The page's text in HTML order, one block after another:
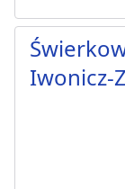
Iwonicz-